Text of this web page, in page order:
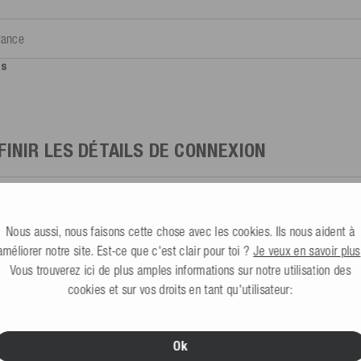
LES DÉTAILS DE CONNEXION
de passe*
Nous aussi, nous faisons cette chose avec les cookies. Ils nous aident à
notre site. Est-ce que c'est clair pour toi ?Je veux en savoir plus
Vous trouverez ici de plus amples informations sur notre utilisation des
cookies et sur vos droits en tant qu'utilisateur:
Ok